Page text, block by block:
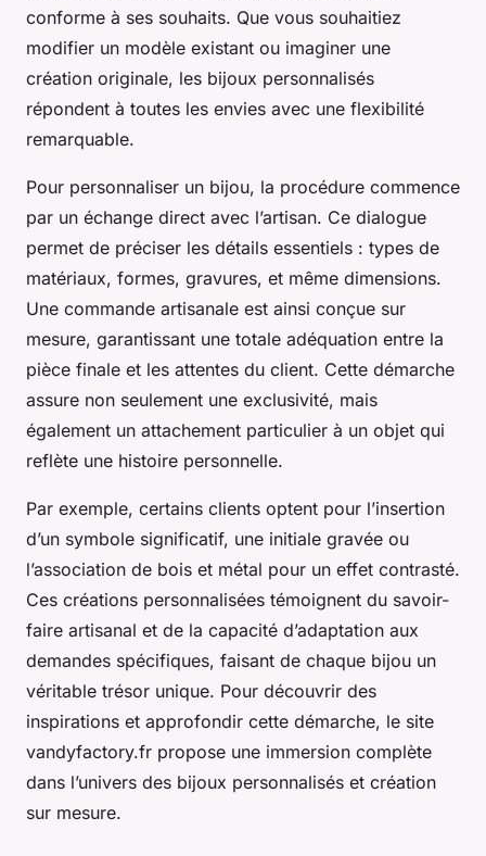
conforme à ses souhaits. Que vous souhaitiez
modifier un modèle existant ou imaginer une
création originale, les bijoux personnalisés
répondent à toutes les envies avec une flexibilité
remarquable.
Pour personnaliser un bijou, la procédure commence
par un échange direct avec l’artisan. Ce dialogue
permet de préciser les détails essentiels : types de
matériaux, formes, gravures, et même dimensions.
Une commande artisanale est ainsi conçue sur
mesure, garantissant une totale adéquation entre la
pièce finale et les attentes du client. Cette démarche
assure non seulement une exclusivité, mais
également un attachement particulier à un objet qui
reflète une histoire personnelle.
Par exemple, certains clients optent pour l’insertion
d’un symbole significatif, une initiale gravée ou
l’association de bois et métal pour un effet contrasté.
Ces créations personnalisées témoignent du savoir-
faire artisanal et de la capacité d’adaptation aux
demandes spécifiques, faisant de chaque bijou un
véritable trésor unique. Pour découvrir des
inspirations et approfondir cette démarche, le site
vandyfactory.fr propose une immersion complète
dans l’univers des bijoux personnalisés et création
sur mesure.